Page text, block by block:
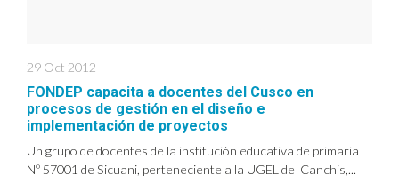
29 Oct 2012
FONDEP capacita a docentes del Cusco en
procesos de gestión en el diseño e
implementación de proyectos
Un grupo de docentes de la institución educativa de primaria
Nº 57001 de Sicuani, perteneciente a la UGEL de Canchis,...